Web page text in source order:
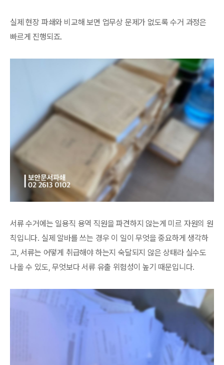
실제 현장 파쇄와 비교해 보면 업무상 문제가 없도록 수거 과정은
빠르게 진행되죠.
서류 수거에는 일용직 용역 직원을 파견하지 않는게 미르 자원의 원
칙입니다. 실제 알바를 쓰는 경우 이 일이 무엇을 중요하게 생각하
고, 서류는 어떻게 취급해야 하는지 숙달되지 않은 상태라 실수도
나올 수 있도, 무엇보다 서류 유출 위험성이 높기 때문입니다.